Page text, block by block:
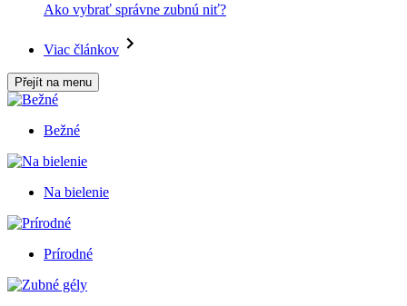
Ako vybrať správne zubnú niť?
Viac článkov
Přejít na menu
Bežné
Na bielenie
Prírodné